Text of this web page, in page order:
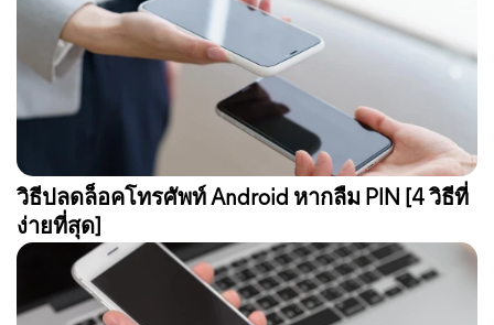
วิธีปลดล็อคโทรศัพท์ Android หากลืม PIN [4 วิธีที่
ง่ายที่สุด]